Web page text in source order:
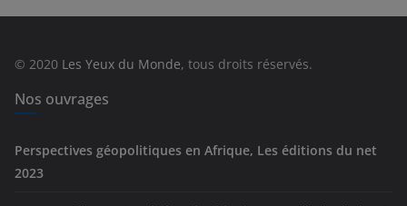
e
s
© 2020 Les Yeux du Monde, tous droits réservés.
Nos ouvrages
Perspectives géopolitiques en Afrique, Les éditions du net
2023